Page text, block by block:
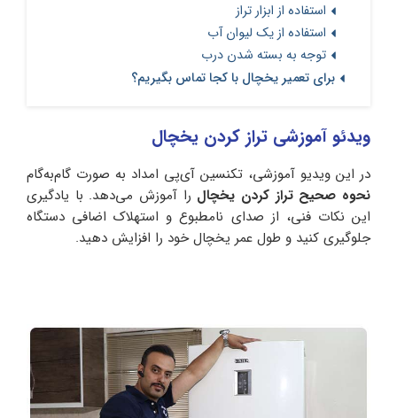
استفاده از ابزار تراز
استفاده از یک لیوان آب
توجه به بسته شدن درب
برای تعمیر یخچال با کجا تماس بگیریم؟
ویدئو آموزشی تراز کردن یخچال
در این ویدیو آموزشی، تکنسین‌ آی‌پی امداد به صورت گام‌به‌گام
نحوه صحیح تراز کردن یخچال را آموزش می‌دهد. با یادگیری
این نکات فنی، از صدای نامطبوع و استهلاک اضافی دستگاه
جلوگیری کنید و طول عمر یخچال خود را افزایش دهید.